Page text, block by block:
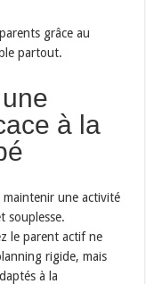
grâce au
partout.
à la
une activité
souplesse.
le parent actif ne
rigide, mais
à la